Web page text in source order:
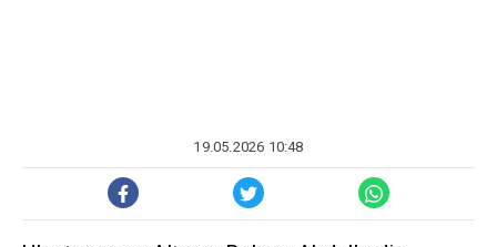
19.05.2026 10:48